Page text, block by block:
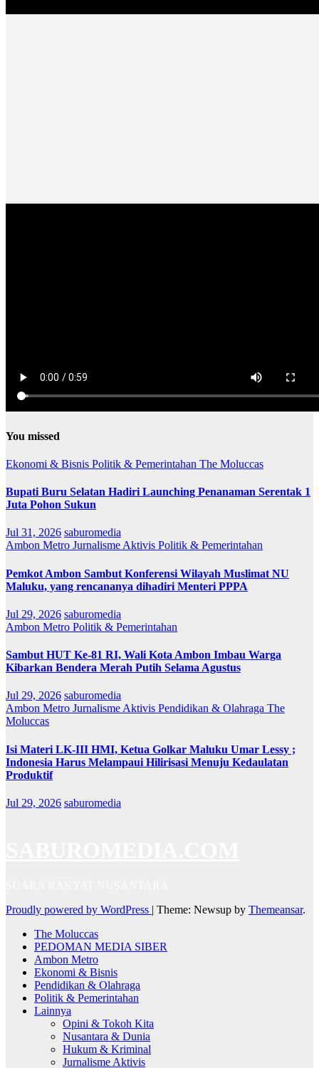
You missed
Ekonomi & Bisnis Politik & Pemerintahan The Moluccas
Bupati Buru Selatan Hadiri Launching Penanaman Serentak 1
Juta Pohon Sukun
Jul 31, 2026 saburomedia
Ambon Metro Jurnalisme Aktivis Politik & Pemerintahan
Pemkot Ambon Sambut Konferensi Wilayah Muslimat NU
Maluku, yang rencananya dihadiri Menteri PPPA
Jul 29, 2026 saburomedia
Ambon Metro Politik & Pemerintahan
Sambut HUT Ke-81 RI, Wali Kota Ambon Imbau Warga
Kibarkan Bendera Merah Putih Selama Agustus
Jul 29, 2026 saburomedia
Ambon Metro Jurnalisme Aktivis Pendidikan & Olahraga The
Moluccas
Isi Materi LK-III HMI, Ketua Golkar Maluku Umar Lessy ;
Indonesia Harus Melampaui Hilirisasi Menuju Kedaulatan
Produktif
Jul 29, 2026 saburomedia
Proudly powered by WordPress | Theme: Newsup by Themeansar.
The Moluccas
PEDOMAN MEDIA SIBER
Ambon Metro
Ekonomi & Bisnis
Pendidikan & Olahraga
Politik & Pemerintahan
Lainnya
Opini & Tokoh Kita
Nusantara & Dunia
Hukum & Kriminal
Jurnalisme Aktivis